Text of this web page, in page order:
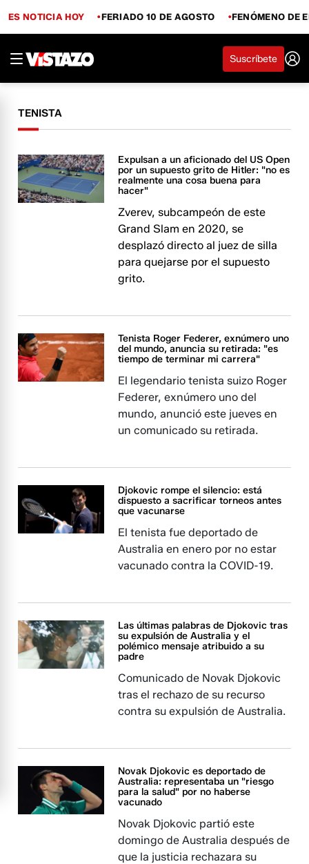
ES NOTICIA HOY FERIADO 10 DE AGOSTO FENÓMENO DE
Suscríbete
TENISTA
Expulsan a un aficionado del US Open
por un supuesto grito de Hitler: "no es
realmente una cosa buena para
hacer"
Zverev, subcampeón de este
Grand Slam en 2020, se
desplazó directo al juez de silla
para quejarse por el supuesto
grito.
Tenista Roger Federer, exnúmero uno
del mundo, anuncia su retirada: "es
tiempo de terminar mi carrera"
El legendario tenista suizo Roger
Federer, exnúmero uno del
mundo, anunció este jueves en
un comunicado su retirada.
Djokovic rompe el silencio: está
dispuesto a sacrificar torneos antes
que vacunarse
El tenista fue deportado de
Australia en enero por no estar
vacunado contra la COVID-19.
Las últimas palabras de Djokovic tras
su expulsión de Australia y el
polémico mensaje atribuido a su
padre
Comunicado de Novak Djokovic
tras el rechazo de su recurso
contra su expulsión de Australia.
Novak Djokovic es deportado de
Australia: representaba un "riesgo
para la salud" por no haberse
vacunado
Novak Djokovic partió este
domingo de Australia después de
que la justicia rechazara su